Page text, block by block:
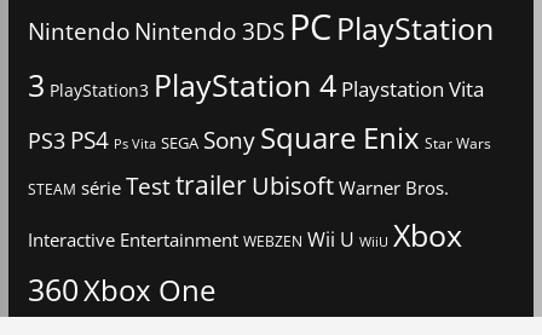
Nintendo Nintendo 3DS PCPlayStation
3 PlayStation3 PlayStation 4 Playstation Vita
PS3 PS4 Ps Vita SEGA Sony Square Enix Star Wars
STEAM série TesttrailerUbisoftWarner Bros.
Interactive Entertainment WEBZEN Wii U WiiU Xbox
360Xbox One